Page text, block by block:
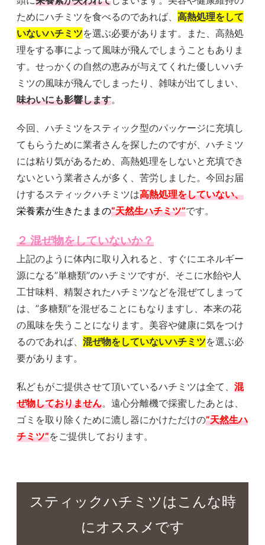
ためにハチミツを食べるのであれば、 高熱処理をして
いないハチミツを選ぶ必要があります。また、高熱処
理をする事によって風味が飛んでしまうこともありま
す。せっかくの自然の恵みが与えてくれた優しいハチ
ミツの風味が飛んでしまったり、雑味が出てしまい、
味わいにも影響します。
今回、ハチミツをスティック型のパッケージに充填し
てもらうために業者さんを探したのですが、ハチミツ
には粘り気があるため、高熱処理をしないと充填でき
ないという業者さんが多く、苦労しました。今回お届
けするスティックハチミツは高熱処理をしていない、
栄養素が生きたままの”天然生ハチミツ”です。
２ 混ぜ物をしていないか？
上記のように体内に取り入れると、すぐにエネルギー
源になる”単糖類”のハチミツですが、そこに水飴や人
工甘味料、精製されたハチミツなどを混ぜてしまって
は、”多糖類”を混ぜることにもなりますし、本来の花
の風味を失うことになります。美容や健康に気をつけ
るのであれば、 混ぜ物をしていないハチミツを選ぶ必
要があります。
私どもがご提供させて頂いているハチミツは全て、 混
ぜ物しておりません。遠心分離機で採蜜したあとは、
ゴミを取り除くために漉し器にかけただけの”天然生ハ
チミツ”をご提供しております。
スティックハチミツはこんな時
にオススメです